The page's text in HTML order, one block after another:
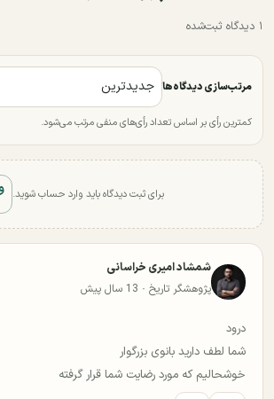
۱ دیدگاه ثبت‌شده
مرتب‌سازی دیدگاه‌ها
کمترین رأی بر اساس تعداد رأی‌های منفی مرتب می‌شود.
برای ثبت دیدگاه باید وارد حساب شوید.
شمشاد امیری خراسانی
پژوهشگر تاریخ · 13 سال پیش
درود
شما لطف دارید بانوی بزرگوار
خوشحالیم که مورد رضایت شما قرار گرفته